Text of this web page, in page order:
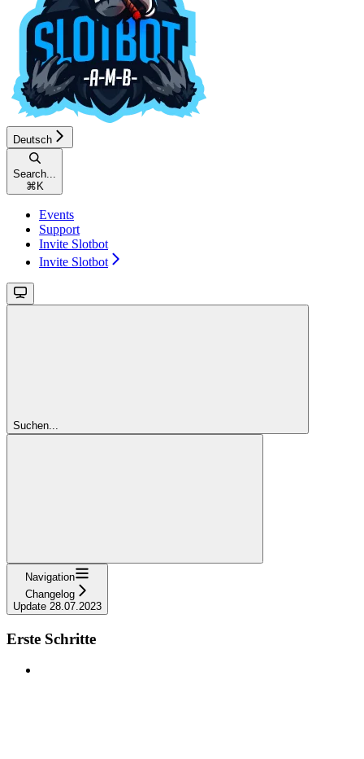
Deutsch
Search...
⌘ K
Events
Support
Invite Slotbot
Invite Slotbot
Suchen...
Navigation
Changelog
Update 28.07.2023
Erste Schritte